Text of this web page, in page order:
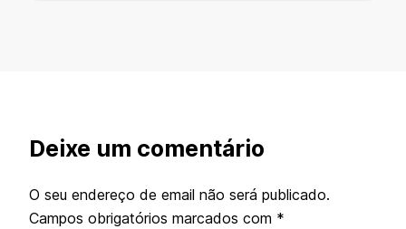
Deixe um comentário
O seu endereço de email não será publicado.
Campos obrigatórios marcados com *